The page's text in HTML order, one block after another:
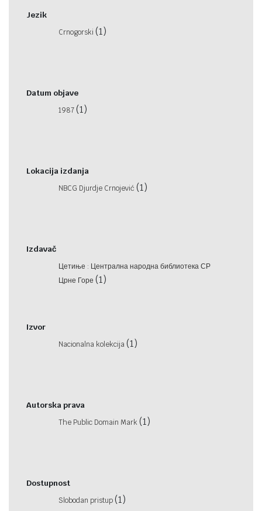
Jezik
Crnogorski (1)
Datum objave
1987(1)
Lokacija izdanja
NBCG Djurdje Crnojević (1)
Izdavač
Цетиње : Централна народна библиотека СР
Црне Горе (1)
Izvor
Nacionalna kolekcija(1)
Autorska prava
The Public Domain Mark (1)
Dostupnost
Slobodan pristup(1)